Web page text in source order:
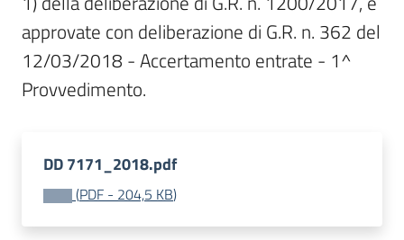
Programmi
Progetti
sociale
europeo
Plus
approvate con deliberazione di G.R. n. 362 del
12/03/2018 - Accertamento entrate - 1^
Provvedimento.
DD 7171_2018.pdf
(PDF - 204,5 KB)